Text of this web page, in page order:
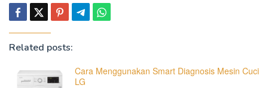
Related posts:
Cara Menggunakan Smart Diagnosis Mesin Cuci
LG